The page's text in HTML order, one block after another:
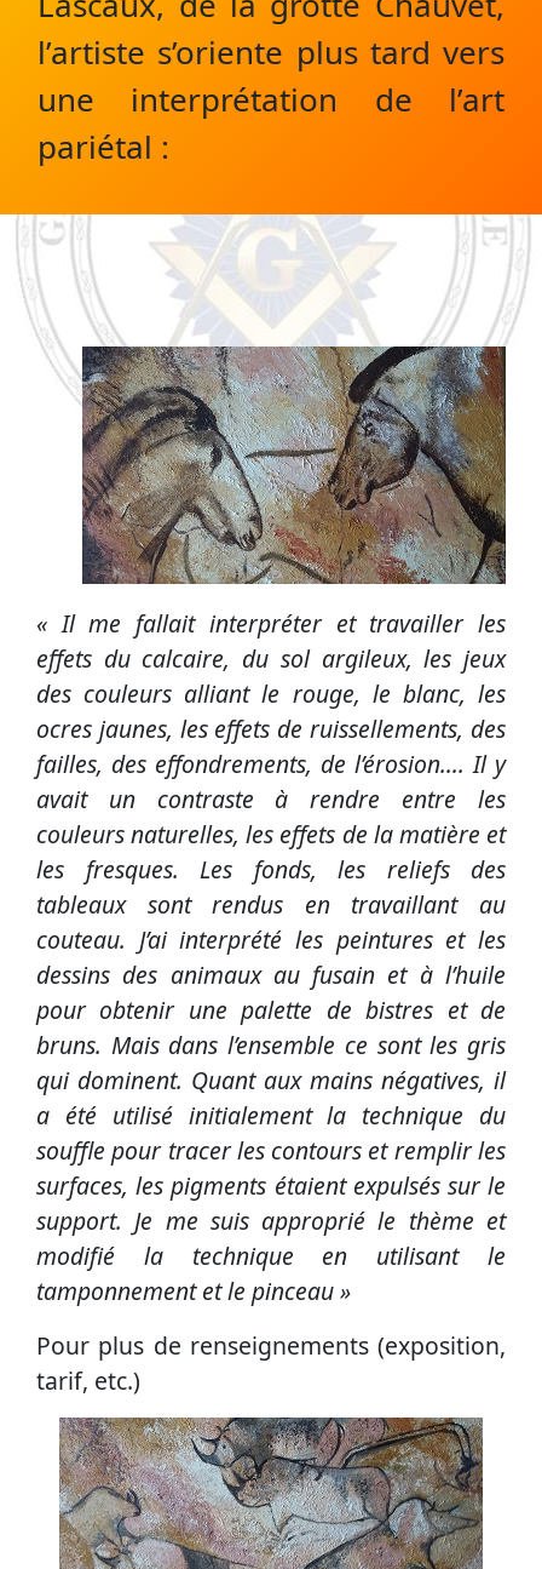
l’artiste s’oriente plus tard vers
une interprétation de l’art
pariétal :
« Il me fallait interpréter et travailler les
effets du calcaire, du sol argileux, les jeux
des couleurs alliant le rouge, le blanc, les
ocres jaunes, les effets de ruissellements, des
failles, des effondrements, de l’érosion…. Il y
avait un contraste à rendre entre les
couleurs naturelles, les effets de la matière et
les fresques. Les fonds, les reliefs des
tableaux sont rendus en travaillant au
couteau. J’ai interprété les peintures et les
dessins des animaux au fusain et à l’huile
pour obtenir une palette de bistres et de
bruns. Mais dans l’ensemble ce sont les gris
qui dominent. Quant aux mains négatives, il
a été utilisé initialement la technique du
souffle pour tracer les contours et remplir les
surfaces, les pigments étaient expulsés sur le
support. Je me suis approprié le thème et
modifié la technique en utilisant le
tamponnement et le pinceau »
Pour plus de renseignements (exposition,
tarif, etc.)